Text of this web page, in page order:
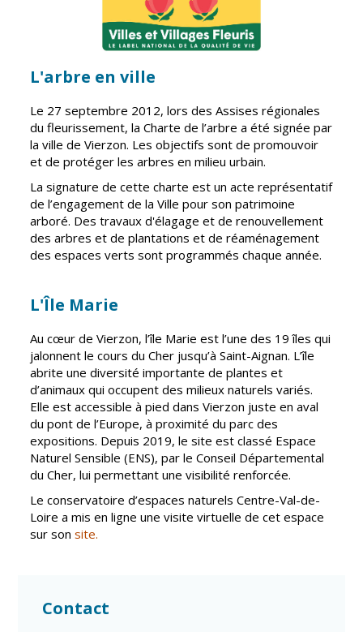
Cadre de vie
Environnement
Propreté et
déchets
Espaces verts
Réglementation
Transports
Tranquillité
Renouvellement
urbain
Gare de Vierzon
Travaux
Refuge canin
Marchés
Urbanisme et
logement
Économie et
Vie citoyenne
Assises de la
citoyenneté
Conseils de
quartiers
Conseil
municipal
d'enfants
Conseil citoyen
L'arbre en ville
Le 27 septembre 2012, lors des Assises régionales
du fleurissement, la Charte de l’arbre a été signée par
la ville de Vierzon. Les objectifs sont de promouvoir
et de protéger les arbres en milieu urbain.
La signature de cette charte est un acte représentatif
de l’engagement de la Ville pour son patrimoine
arboré. Des travaux d'élagage et de renouvellement
des arbres et de plantations et de réaménagement
des espaces verts sont programmés chaque année.
L'Île Marie
Au cœur de Vierzon, l’île Marie est l’une des 19 îles qui
jalonnent le cours du Cher jusqu’à Saint-Aignan. L’île
abrite une diversité importante de plantes et
d’animaux qui occupent des milieux naturels variés.
Elle est accessible à pied dans Vierzon juste en aval
du pont de l’Europe, à proximité du parc des
expositions. Depuis 2019, le site est classé Espace
Naturel Sensible (ENS), par le Conseil Départemental
du Cher, lui permettant une visibilité renforcée.
Le conservatoire d’espaces naturels Centre-Val-de-
Loire a mis en ligne une visite virtuelle de cet espace
sur sonsite.
Contact